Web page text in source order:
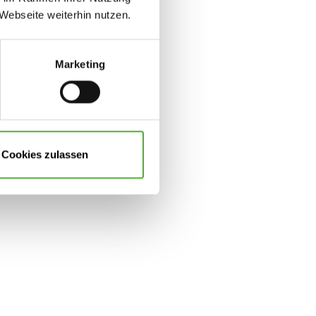
weiterhin nutzen.
Marketing
Cookies zulassen